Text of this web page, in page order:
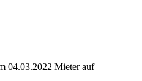
04.03.2022 Mieter auf